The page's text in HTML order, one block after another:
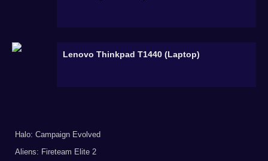
Lenovo Thinkpad T1440 (Laptop)
Halo: Campaign Evolved
Aliens: Fireteam Elite 2